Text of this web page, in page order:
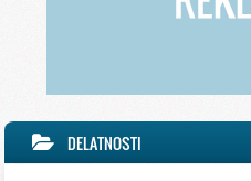
DELATNOSTI